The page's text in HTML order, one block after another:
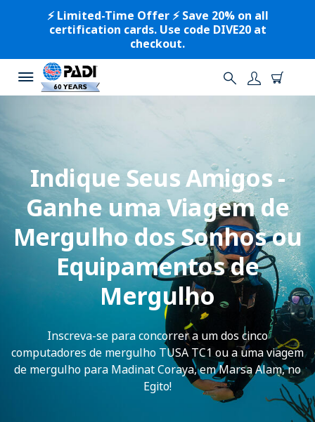
⚡️ Limited-Time Offer ⚡️ Save 20% on all
certification cards. Use code DIVE20 at
checkout.
Indique Seus Amigos -
Ganhe uma Viagem de
Mergulho dos Sonhos ou
Equipamentos de
Mergulho
Inscreva-se para concorrer a um dos cinco
computadores de mergulho TUSA TC1 ou a uma viagem
de mergulho para Madinat Coraya, em Marsa Alam, no
Egito!